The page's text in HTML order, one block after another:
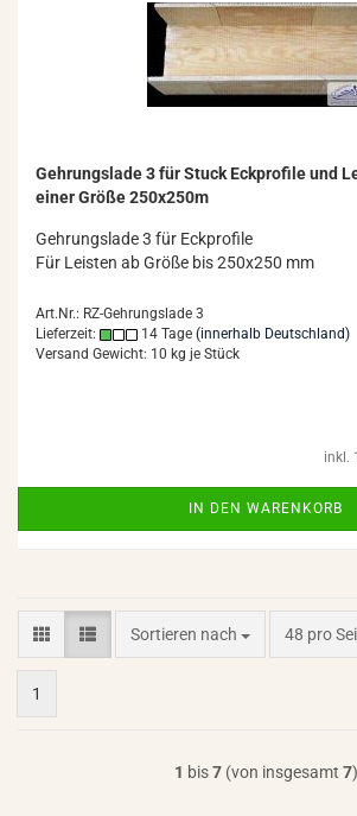
Geh­rungs­la­de 3 für Stuck Eck­pro­fi­le und
einer Größe 250x250m
Geh­rungs­la­de 3 für Eck­pro­fi­le
Für Leis­ten ab Größe bis 250x250 mm
Art.Nr.: RZ-Gehrungslade 3
Lieferzeit:
14 Tage (innerhalb Deutschland)
Versand Gewicht: 10 kg je Stück
inkl.
IN DEN WARENKORB
Sortieren nach
Sortieren nach 48 pro
pro Seite
1
1 bis7(von insgesamt 7)